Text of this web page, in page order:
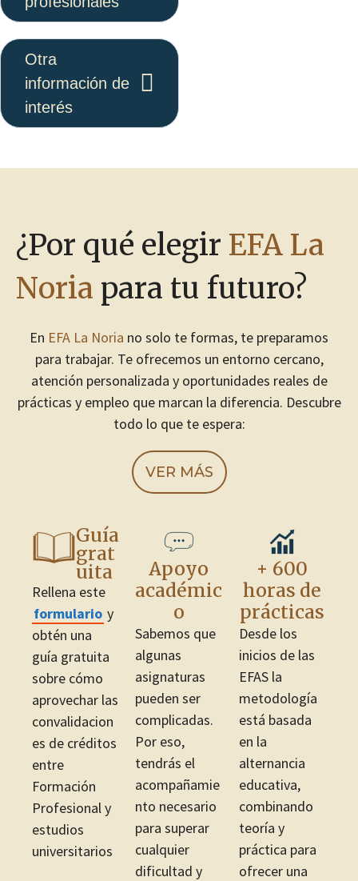
Otra
información de
interés
¿Por qué elegir EFA La
Noria para tu futuro?
En EFA La Noria no solo te formas, te preparamos
para trabajar. Te ofrecemos un entorno cercano,
atención personalizada y oportunidades reales de
prácticas y empleo que marcan la diferencia. Descubre
todo lo que te espera:
VER MÁS
Guía
grat
uita
Rellena este
formulario y
obtén una
guía gratuita
sobre cómo
aprovechar las
convalidacion
es de créditos
entre
Formación
Profesional y
estudios
universitarios
Apoyo
académic
o
Sabemos que
algunas
asignaturas
pueden ser
complicadas.
Por eso,
tendrás el
acompañamie
nto necesario
para superar
cualquier
dificultad y
+ 600
horas de
prácticas
Desde los
inicios de las
EFAS la
metodología
está basada
en la
alternancia
educativa,
combinando
teoría y
práctica para
ofrecer una